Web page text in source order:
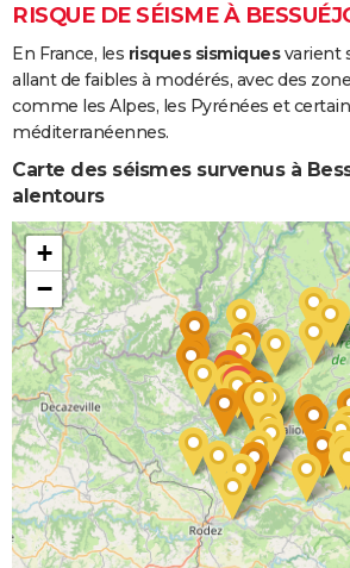
RISQUE DE SÉISME À
En France, les risques sismiquesvarient
allant de faibles à modérés, avec des
comme les Alpes, les Pyrénées et
méditerranéennes.
Carte des séismes survenus à
alentours
+
−